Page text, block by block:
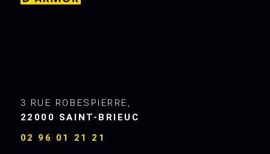
3 RUE ROBESPIERRE,
22000 SAINT-BRIEUC
02 96 01 21 21